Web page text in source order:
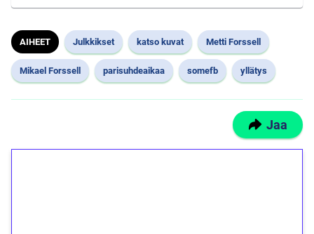
AIHEET Julkkikset katso kuvat Metti Forssell
Mikael Forssell parisuhdeaikaa somefb yllätys
Jaa